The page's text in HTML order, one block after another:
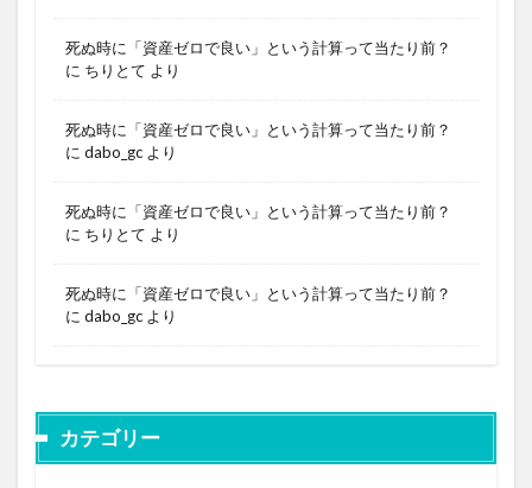
死ぬ時に「資産ゼロで良い」という計算って当たり前？
に ちりとて より
死ぬ時に「資産ゼロで良い」という計算って当たり前？
に dabo_gc より
死ぬ時に「資産ゼロで良い」という計算って当たり前？
に ちりとて より
死ぬ時に「資産ゼロで良い」という計算って当たり前？
に dabo_gc より
カテゴリー